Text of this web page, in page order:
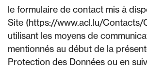
le formulaire de contact mis à
Site (https://www.acl.lu/Contacts/
utilisant les moyens de
mentionnés au début de la
Protection des Données ou en